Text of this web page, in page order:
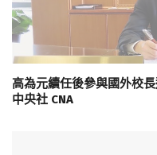
高為元續任後參與國外校
中央社 CNA